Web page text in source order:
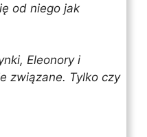
od niego jak
Eleonory i
związane. Tylko czy